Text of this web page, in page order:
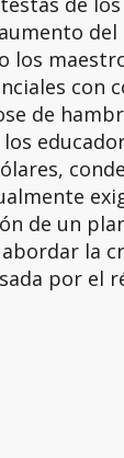
los
con
de
los
de un
la
por el